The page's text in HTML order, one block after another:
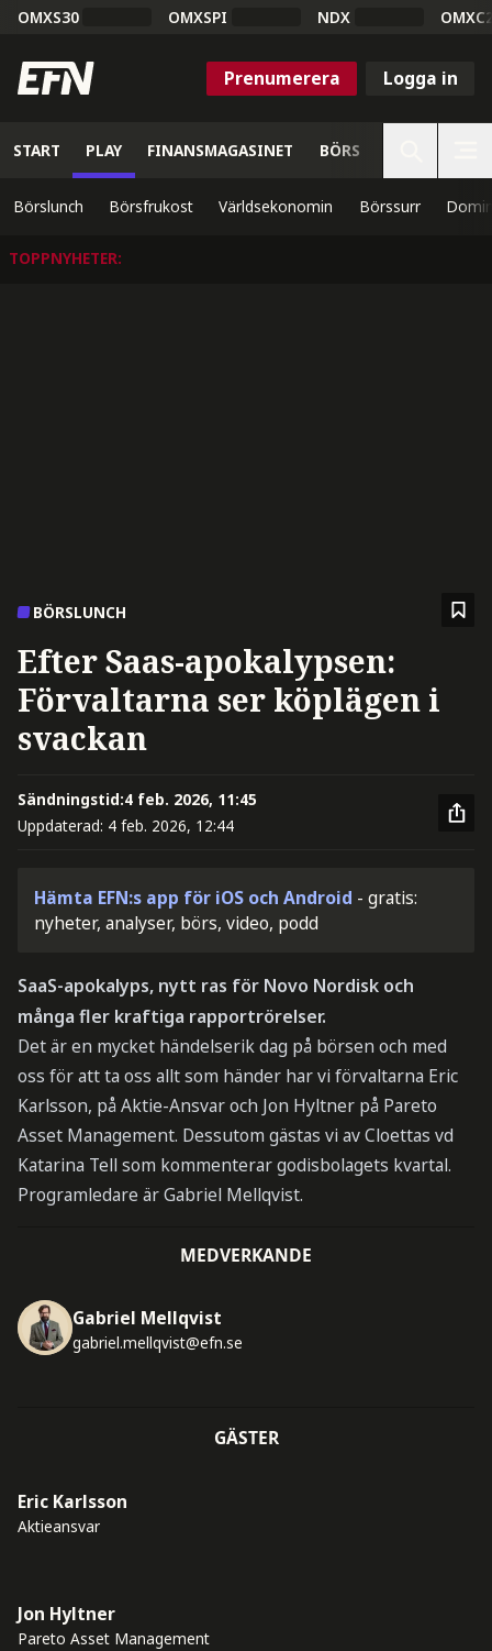
OMXS30 OMXSPI NDX
Prenumerera Logga in
START PLAY FINANSMAGASINET BÖRS
Börslunch Börsfrukost Världsekonomin Börssurr
TOPPNYHETER:
BÖRSLUNCH
Efter Saas-apokalypsen:
Förvaltarna ser köplägen i
svackan
Sändningstid:4 feb. 2026, 11:45
Uppdaterad: 4 feb. 2026, 12:44
Hämta EFN:s app för iOS och Android - gratis:
nyheter, analyser, börs, video, podd
SaaS-apokalyps, nytt ras för Novo Nordisk och
många fler kraftiga rapportrörelser.
Det är en mycket händelserik dag på börsen och med
oss för att ta oss allt som händer har vi förvaltarna Eric
Karlsson, på Aktie-Ansvar och Jon Hyltner på Pareto
Asset Management. Dessutom gästas vi av Cloettas vd
Katarina Tell som kommenterar godisbolagets kvartal.
Programledare är Gabriel Mellqvist.
MEDVERKANDE
Gabriel Mellqvist
gabriel.mellqvist@efn.se
GÄSTER
Eric Karlsson
Aktieansvar
Jon Hyltner
Pareto Asset Management